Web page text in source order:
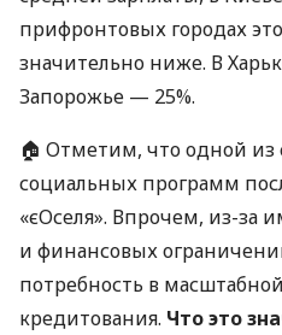
прифронтовых городах
значительно ниже. В
Запорожье — 25%.
🏠 Отметим, что одной
социальных программ
«єОселя». Впрочем, из-за
и финансовых
потребность в
кредитования. Что это